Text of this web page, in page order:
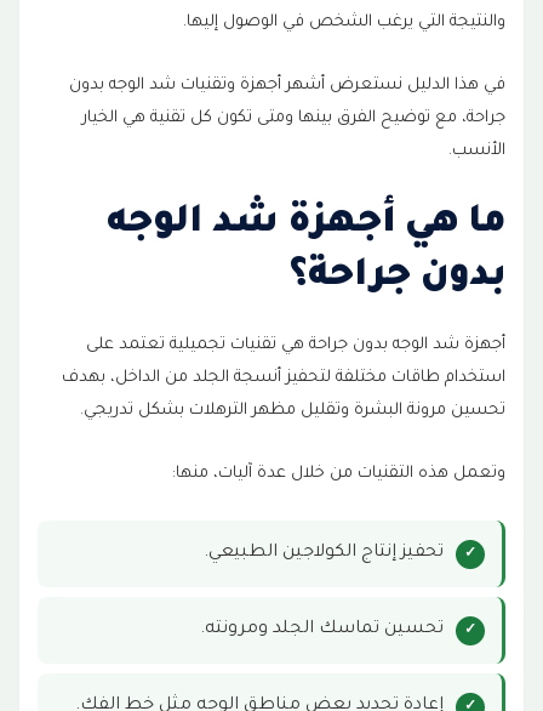
7 يستخدم غالبًا في:
يستخدم غالبًا في:
إذا كان لديك ترهل بسيط أو بداية ارتخاء البشرة
إذا كان لديك لغد أو فقدان تحديد خط الفك
12 إذا كانت المشكلة الأساسية هي جودة البشرة
13 إذا كان الترهل شديدًا
17 الاندولفت:
والنتيجة التي يرغب الشخص في الوصول إليها.
في هذا الدليل نستعرض أشهر أجهزة وتقنيات شد الوجه بدون
جراحة، مع توضيح الفرق بينها ومتى تكون كل تقنية هي الخيار
الأنسب.
ما هي أجهزة شد الوجه
بدون جراحة؟
أجهزة شد الوجه بدون جراحة هي تقنيات تجميلية تعتمد على
استخدام طاقات مختلفة لتحفيز أنسجة الجلد من الداخل، بهدف
تحسين مرونة البشرة وتقليل مظهر الترهلات بشكل تدريجي.
وتعمل هذه التقنيات من خلال عدة آليات، منها:
تحفيز إنتاج الكولاجين الطبيعي.
تحسين تماسك الجلد ومرونته.
إعادة تحديد بعض مناطق الوجه مثل خط الفك.